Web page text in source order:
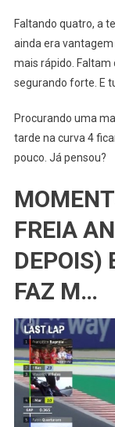
Faltando quatro, a
ainda era
mais rápido. Faltam
segurando forte. E
Procurando uma
tarde na curva 4
pouco. Já pensou?
FREIA
DEPOIS)
FAZ M…